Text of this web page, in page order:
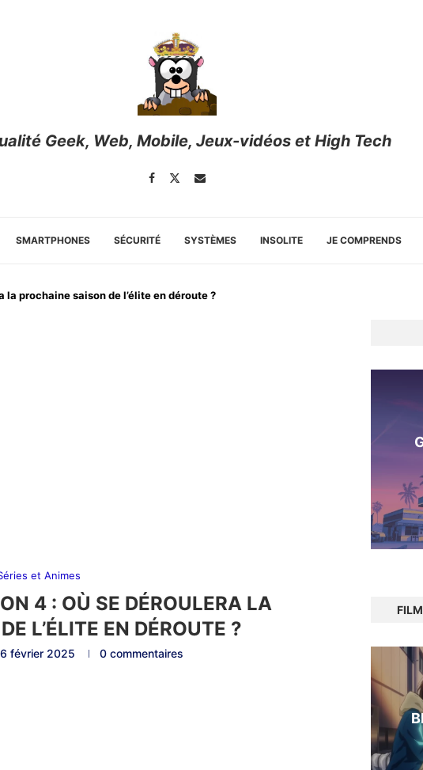
Geek, Web, Mobile, Jeux-vidéos et High Tech
SMARTPHONES SÉCURITÉ SYSTÈMES INSOLITE JE COMPRENDS
la prochaine saison de l’élite en déroute ?
et Animes
4 : OÙ SE DÉROULERA LA
L’ÉLITE EN DÉROUTE ?
février 2025 0 commentaires